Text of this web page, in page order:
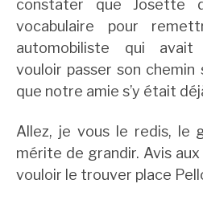
constater que Josette
vocabulaire pour
automobiliste qui avait
vouloir passer son
que notre amie s’y était
Allez, je vous le redis, le
mérite de grandir. Avis
vouloir le trouver place